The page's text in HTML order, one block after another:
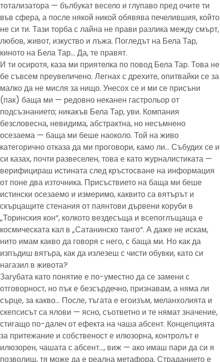
тотализатора — бълбукат весело и глупаво пред очите ти
във сфера, а после някой никой обявява печелившия, който
не си ти. Тази торба с лайна не прави разлика между смърт,
любов, живот, изкуство и лъжа. Погледът на Бела Тар,
киното на Бела Тар… Да, те правят.
И ти осиротя, каза ми приятелка по повод Бела Тар. Това не
бе съвсем преувеличено. Легнах с дрехите, опитвайки се за
малко да не мисля за нищо. Унесох се и ми се присъни
(пак) баща ми — редовно неканен гастрольор от
подсъзнанието; никакъв Бела Тар, уви. Компания
безсловесна, невидима, абстрактна, но несъмнено
осезаема — баща ми беше наоколо. Той на живо
категорично отказа да ми проговори, камо ли… Събудих се и
си казах, почти развеселен, това е като журналистиката —
верифицираш истината след кръстосване на информация
от поне два източника. Присъствието на баща ми беше
истински осезаемо и измеримо, каквито са вятърът и
скърцащите стенания от паянтови дървени коруби в
„Торинския кон“, колкото вездесъща и всепоглъщаща е
космическата кал в „Сатанинско танго“. А даже не искам,
нито имам какво да говоря с него, с баща ми. Но как да
изпъдиш вятъра, как да излезеш с чисти обувки, като си
нагазил в живота?
Загубата като понятие е по-уместно да се замени с
отговорност, но пък е безсърдечно, признавам, а няма ли
сърце, за какво… После, тъгата е егоизъм, меланхолията и
скепсисът са ялови — ясно, съответно и те нямат значение,
стигащо по-далеч от ефекта на чаша абсент. Концепцията
за притежание и собственост е илюзорна, контролът е
илюзорен, чашата с абсент…, виж — ако имаш пари да си я
позволиш, тя може да е реална метафора. Страданието е